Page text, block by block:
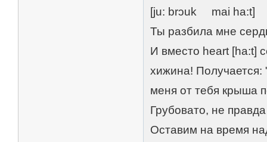
[ju: brɔuk mai ha:t]
Ты разбила мне
И вместо heart [ha:t]
хижина! Получается:
меня от тебя крыша
Грубовато, не
Оставим на время